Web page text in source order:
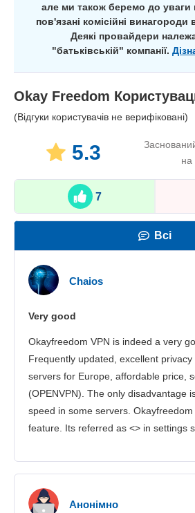
але ми також беремо до уваги
пов'язані комісійні винагороди
Деякі провайдери
"батьківській" компанії.
Okay Freedom
(Відгуки користувачів не верифіковані)
5.3
на
7
Всі
Підтримка
Chaios
Very good
Okayfreedom VPN is indeed a very
Frequently updated, excellent privacy
servers for Europe, affordable price,
(OPENVPN). The only disadvantage
speed in some servers. Okayfreedom
feature. Its referred as <> in settings
Анонімно